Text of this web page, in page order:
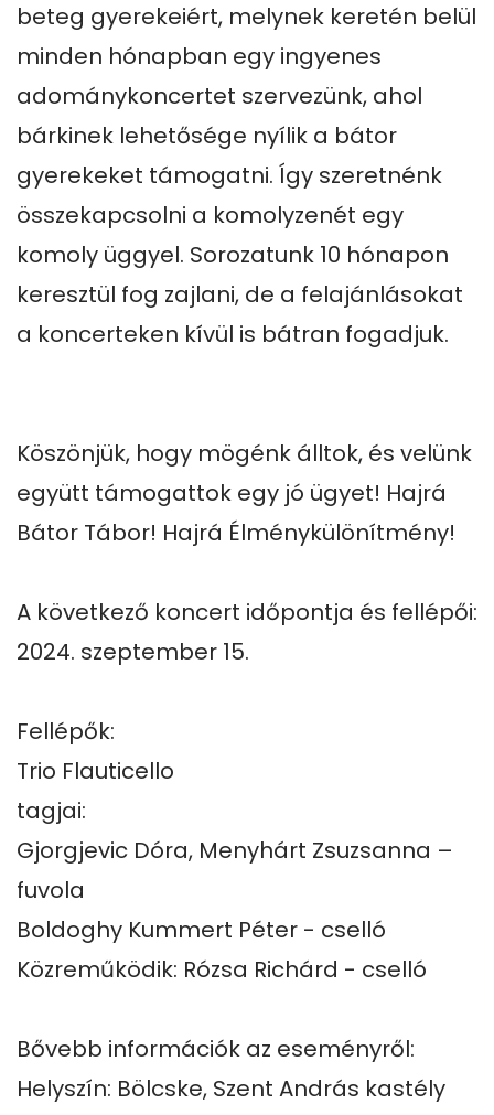
beteg gyerekeiért, melynek keretén belül
minden hónapban egy ingyenes
adománykoncertet szervezünk, ahol
bárkinek lehetősége nyílik a bátor
gyerekeket támogatni. Így szeretnénk
összekapcsolni a komolyzenét egy
komoly üggyel. Sorozatunk 10 hónapon
keresztül fog zajlani, de a felajánlásokat
a koncerteken kívül is bátran fogadjuk.
Köszönjük, hogy mögénk álltok, és velünk
együtt támogattok egy jó ügyet! Hajrá
Bátor Tábor! Hajrá Élménykülönítmény!
A következő koncert időpontja és fellépői:
2024. szeptember 15.
Fellépők:
Trio Flauticello
tagjai:
Gjorgjevic Dóra, Menyhárt Zsuzsanna –
fuvola
Boldoghy Kummert Péter - cselló
Közreműködik: Rózsa Richárd - cselló
Bővebb információk az eseményről:
Helyszín: Bölcske, Szent András kastély